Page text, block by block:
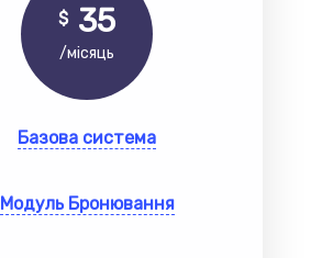
$ 35
/місяць
Базова система
Модуль Бронювання